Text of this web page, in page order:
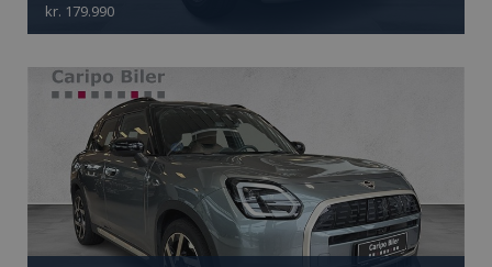
kr. 179.990